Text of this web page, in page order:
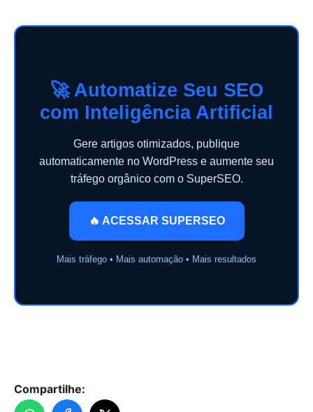
🚀 Automatize Seu SEO
com Inteligência Artificial
Gere artigos otimizados, publique
automaticamente no WordPress e aumente seu
tráfego orgânico com o SuperSEO.
🔥 ACESSAR SUPERSEO
Mais tráfego • Mais automação • Mais resultados
Compartilhe: